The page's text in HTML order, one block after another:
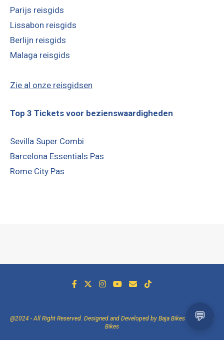
Parijs reisgids
Lissabon reisgids
Berlijn reisgids
Malaga reisgids
Zie al onze reisgidsen
Top 3 Tickets voor bezienswaardigheden
Sevilla Super Combi
Barcelona Essentials Pas
Rome City Pas
@2024 - All Right Reserved. Designed and Developed by Baja Bikes -
Over Baja
Bikes